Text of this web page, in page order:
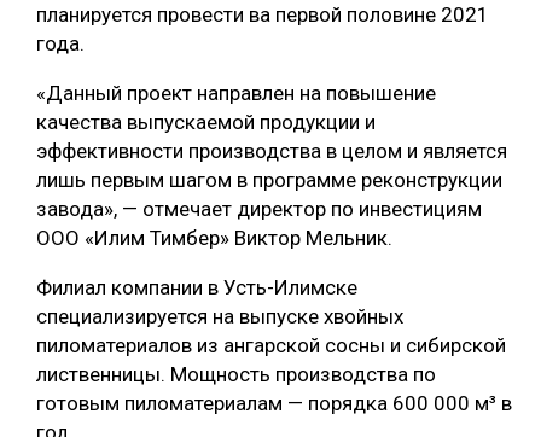
КОМПЛЕКСНАЯ ПЕРЕРАБОТКА
ЛЕСОПИЛЕНИЕ
ДЕРЕВЯННОЕ ДОМОСТРОЕНИЕ
БЕЗОПАСНОЕ ПРОИЗВОДСТВО
СОРТИРОВКА ДРЕВЕСИНЫ
СУШКА ДРЕВЕСИНЫ
МЕБЕЛЬНОЕ ПРОИЗВОДСТВО
планируется провести ва первой половине 2021
года.
«Данный проект направлен на повышение
качества выпускаемой продукции и
эффективности производства в целом и является
лишь первым шагом в программе реконструкции
завода», — отмечает директор по инвестициям
ООО «Илим Тимбер» Виктор Мельник.
Филиал компании в Усть-Илимске
специализируется на выпуске хвойных
пиломатериалов из ангарской сосны и сибирской
лиственницы. Мощность производства по
готовым пиломатериалам — порядка 600 000 м³ в